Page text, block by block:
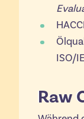
ISO/
Raw